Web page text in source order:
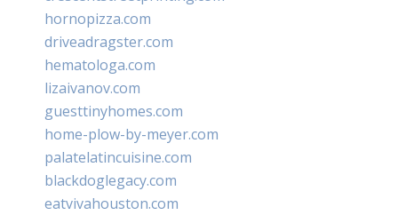
hornopizza.com
driveadragster.com
hematologa.com
lizaivanov.com
guesttinyhomes.com
home-plow-by-meyer.com
palatelatincuisine.com
blackdoglegacy.com
eatvivahouston.com